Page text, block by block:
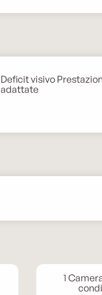
Deficit visivo
adattate
1